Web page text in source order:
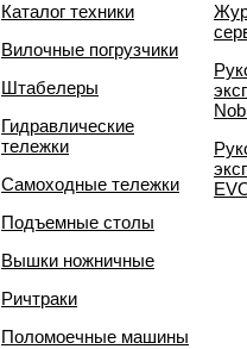
Каталог техники
Вилочные погрузчики
Штабелеры
Гидравлические
тележки
Самоходные тележки
Подъемные столы
Вышки ножничные
Ричтраки
Поломоечные машины